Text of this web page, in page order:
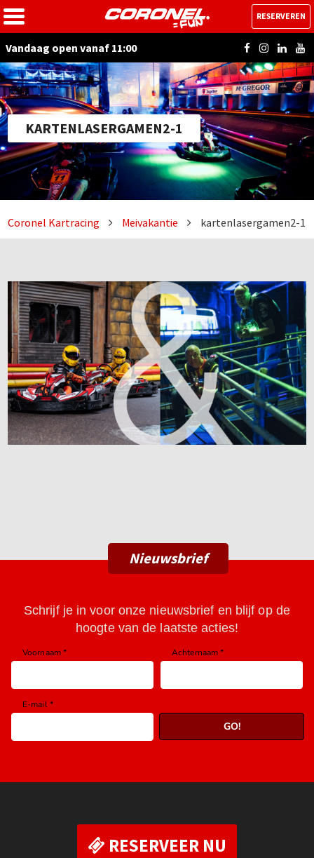
Vandaag open vanaf 11:00
RESERVEREN
KARTENLASERGAMEN2-1
Coronel Kartracing Meivakantie kartenlasergamen2-1
Nieuwsbrief
RESERVEER NU